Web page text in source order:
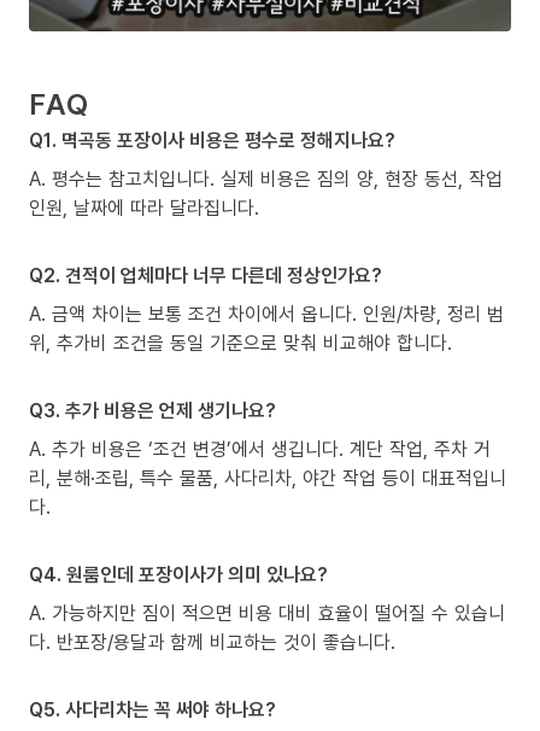
FAQ
Q1. 멱곡동 포장이사 비용은 평수로 정해지나요?
A. 평수는 참고치입니다. 실제 비용은 짐의 양, 현장 동선, 작업
인원, 날짜에 따라 달라집니다.
Q2. 견적이 업체마다 너무 다른데 정상인가요?
A. 금액 차이는 보통 조건 차이에서 옵니다. 인원/차량, 정리 범
위, 추가비 조건을 동일 기준으로 맞춰 비교해야 합니다.
Q3. 추가 비용은 언제 생기나요?
A. 추가 비용은 ‘조건 변경’에서 생깁니다. 계단 작업, 주차 거
리, 분해·조립, 특수 물품, 사다리차, 야간 작업 등이 대표적입니
다.
Q4. 원룸인데 포장이사가 의미 있나요?
A. 가능하지만 짐이 적으면 비용 대비 효율이 떨어질 수 있습니
다. 반포장/용달과 함께 비교하는 것이 좋습니다.
Q5. 사다리차는 꼭 써야 하나요?